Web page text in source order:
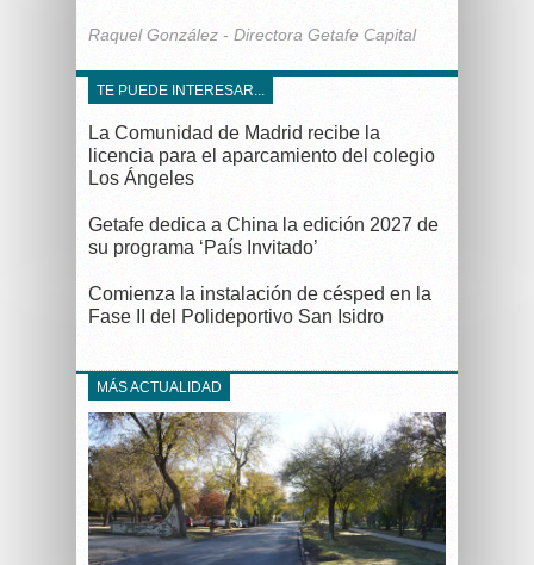
Raquel González - Directora Getafe Capital
TE PUEDE INTERESAR...
La Comunidad de Madrid recibe la
licencia para el aparcamiento del colegio
Los Ángeles
Getafe dedica a China la edición 2027 de
su programa ‘País Invitado’
Comienza la instalación de césped en la
Fase II del Polideportivo San Isidro
MÁS ACTUALIDAD